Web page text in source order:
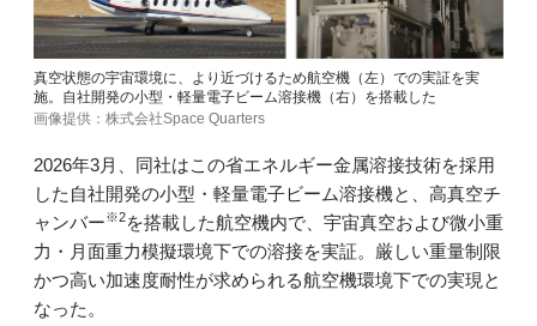
真空状態の宇宙環境に、より近づけるため航空機（左）での実証を実
施。自社開発の小型・軽量電子ビーム溶接機（右）を搭載した
画像提供：株式会社Space Quarters
2026年3月、同社はこの省エネルギー金属溶接技術を採用
した自社開発の小型・軽量電子ビーム溶接機と、高真空チ
ャンバー※2を搭載した航空機内で、宇宙真空および微小重
力・月面重力模擬環境下での溶接を実証。厳しい重量制限
かつ高い加速度耐性が求められる航空機環境下での実現と
なった。